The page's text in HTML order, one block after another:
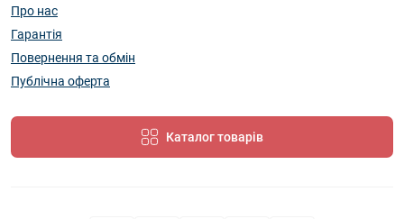
Про нас
Гарантія
Повернення та обмін
Публічна оферта
Каталог товарів